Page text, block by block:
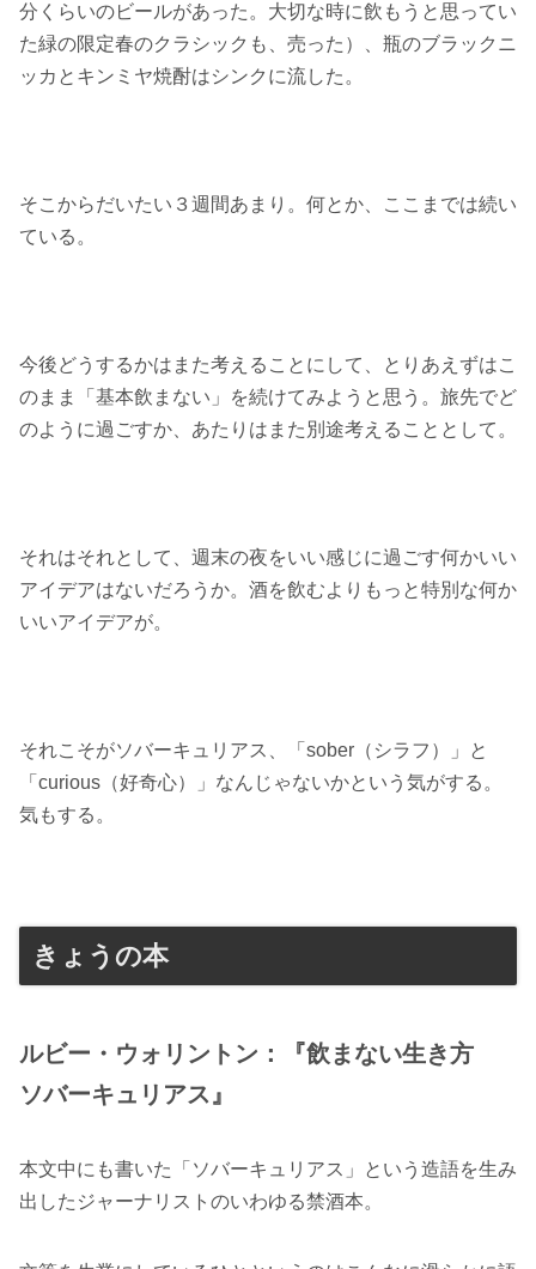
分くらいのビールがあった。大切な時に飲もうと思ってい
た緑の限定春のクラシックも、売った）、瓶のブラックニ
ッカとキンミヤ焼酎はシンクに流した。
そこからだいたい３週間あまり。何とか、ここまでは続い
ている。
今後どうするかはまた考えることにして、とりあえずはこ
のまま「基本飲まない」を続けてみようと思う。旅先でど
のように過ごすか、あたりはまた別途考えることとして。
それはそれとして、週末の夜をいい感じに過ごす何かいい
アイデアはないだろうか。酒を飲むよりもっと特別な何か
いいアイデアが。
それこそがソバーキュリアス、「sober（シラフ）」と
「curious（好奇心）」なんじゃないかという気がする。
気もする。
きょうの本
ルビー・ウォリントン：『飲まない生き方
ソバーキュリアス』
本文中にも書いた「ソバーキュリアス」という造語を生み
出したジャーナリストのいわゆる禁酒本。